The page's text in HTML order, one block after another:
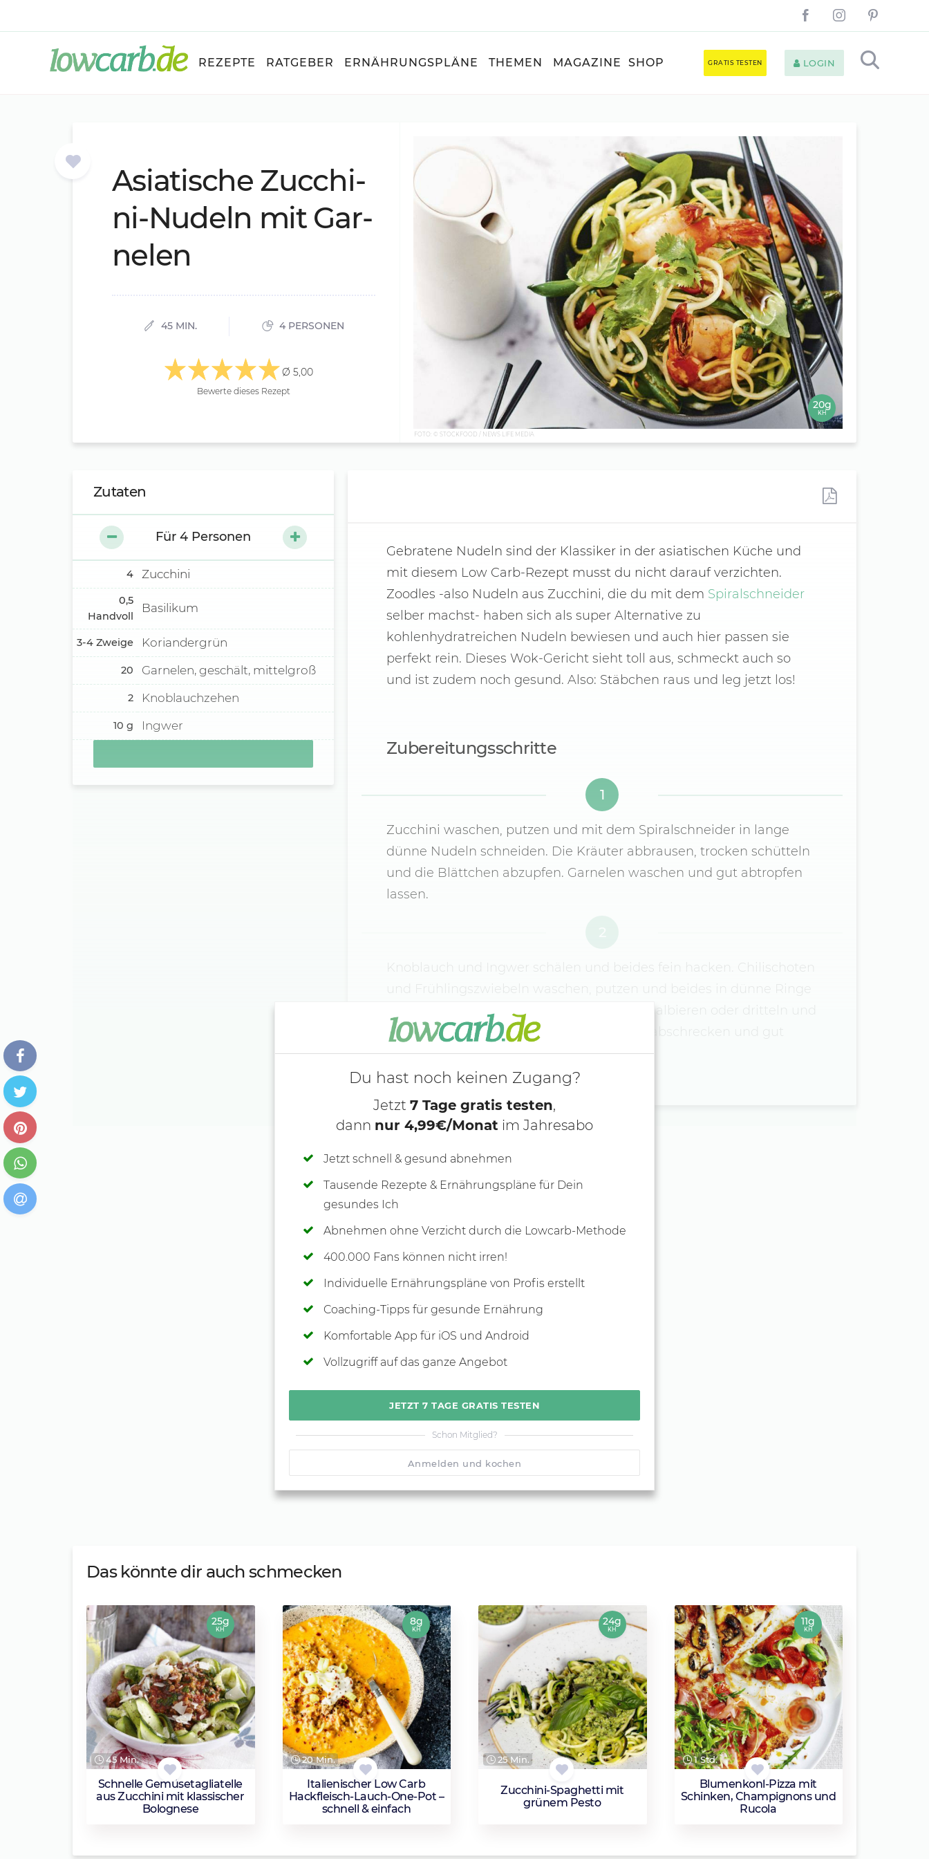
REZEPTE RATGEBER ERNÄHRUNGSPLÄNE THEMEN MAGAZINE SHOP GRATIS TESTEN LOGIN
FOTO: © STOCKFOOD / NEWS LIFE MEDIA
20g
KH
Asia­ti­sche Zuc­chi­
ni-Nu­deln mit Gar­
ne­len
45 MIN. 4 PERSONEN
Ø 5,00
Bewerte dieses Rezept
Gebratene Nudeln sind der Klassiker in der asiatischen Küche und
mit diesem Low Carb-Rezept musst du nicht darauf verzichten.
Zoodles -also Nudeln aus Zucchini, die du mit dem Spiralschneider
selber machst- haben sich als super Alternative zu
kohlenhydratreichen Nudeln bewiesen und auch hier passen sie
perfekt rein. Dieses Wok-Gericht sieht toll aus, schmeckt auch so
und ist zudem noch gesund. Also: Stäbchen raus und leg jetzt los!
Zubereitungsschritte
1
Zucchini waschen, putzen und mit dem Spiralschneider in lange
dünne Nudeln schneiden. Die Kräuter abbrausen, trocken schütteln
und die Blättchen abzupfen. Garnelen waschen und gut abtropfen
lassen.
Knoblauch und Ingwer schälen und beides fein hacken. Chilischoten
und Frühlingszwiebeln waschen, putzen und beides in dünne Ringe
schneiden. Die Bohnen waschen, putzen, halbieren oder dritteln und
kurz in Salzwasser blanchieren, abgießen, abschrecken und gut
abtropfen lassen.
Zutaten
Für 4 Personen
4 Zucchini
0,5
Handvoll
Basilikum
3-4 Zweige Koriandergrün
20 Garnelen, geschält, mittelgroß
2 Knoblauchzehen
10 g Ingwer
Du hast noch keinen Zugang?
Jetzt 7 Tage gratis testen,
dann nur 4,99€/Monat im Jahresabo
Jetzt schnell & gesund abnehmen
Tausende Rezepte & Ernährungspläne für Dein
gesundes Ich
Abnehmen ohne Verzicht durch die Lowcarb-Methode
400.000 Fans können nicht irren!
Individuelle Ernährungspläne von Profis erstellt
Coaching-Tipps für gesunde Ernährung
Komfortable App für iOS und Android
Vollzugriff auf das ganze Angebot
JETZT 7 TAGE GRATIS TESTEN
Schon Mitglied?
Anmelden und kochen
Das könnte dir auch schmecken
45 Min.
Schnelle Gemüsetagliatelle
aus Zucchini mit klassischer
Bolognese
25g
KH
20 Min.
Italienischer Low Carb
Hackfleisch-Lauch-One-Pot –
schnell & einfach
8g
KH
25 Min.
Zucchini-Spaghetti mit
grünem Pesto
24g
KH
1 Std.
Blumenkohl-Pizza mit
Schinken, Champignons und
Rucola
11g
KH